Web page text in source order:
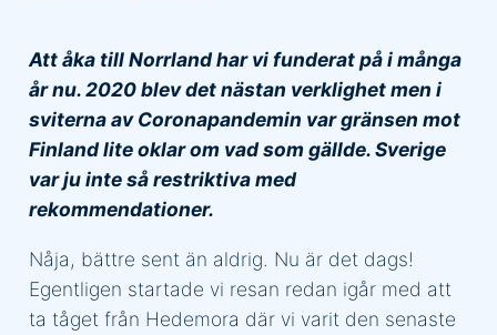
Att åka till Norrland har vi funderat på i många
år nu. 2020 blev det nästan verklighet men i
sviterna av Coronapandemin var gränsen mot
Finland lite oklar om vad som gällde. Sverige
var ju inte så restriktiva med
rekommendationer.
Nåja, bättre sent än aldrig. Nu är det dags!
Egentligen startade vi resan redan igår med att
ta tåget från Hedemora där vi varit den senaste